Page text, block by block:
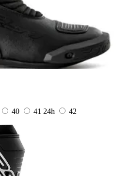
40 41 24h
42